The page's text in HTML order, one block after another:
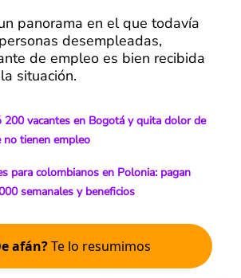
panorama en el que todavía
desempleadas,
de empleo es bien recibida
situación.
200 vacantes en Bogotá y quita dolor de
no tienen empleo
para colombianos en Polonia: pagan
semanales y beneficios
afán?Te lo resumimos